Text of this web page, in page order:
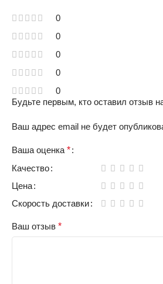
0
0
0
0
0
Будьте первым, кто оставил отзыв
Ваш адрес email не будет
Ваша оценка *
Качество
Цена
Скорость доставки
Ваш отзыв *